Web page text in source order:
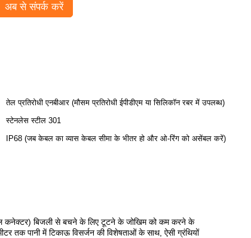
अब से संपर्क करें
तेल प्रतिरोधी एनबीआर (मौसम प्रतिरोधी ईपीडीएम या सिलिकॉन रबर में उपलब्ध)
स्टेनलेस स्टील 301
IP68 (जब केबल का व्यास केबल सीमा के भीतर हो और ओ-रिंग को असेंबल करें)
कनेक्टर) बिजली से बचने के लिए टूटने के जोखिम को कम करने के
तक पानी में टिकाऊ विसर्जन की विशेषताओं के साथ, ऐसी ग्रंथियों